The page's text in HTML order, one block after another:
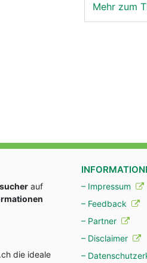
Mehr zum
auf
die ideale
– Impressum
– Feedback
– Partner
– Disclaimer
–